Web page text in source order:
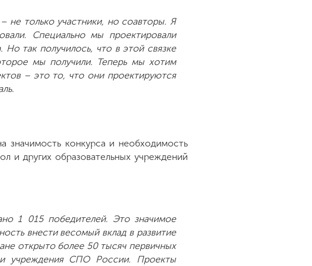
не только участники, но соавторы. Я
Специально мы проектировали
Но так получилось, что в этой связке
мы получили. Теперь мы хотим
– это то, что они проектируются
значимость конкурса и необходимость
и других образовательных учреждений
1 015 победителей. Это значимое
внести весомый вклад в развитие
открыто более 50 тысяч первичных
учреждения СПО России. Проекты